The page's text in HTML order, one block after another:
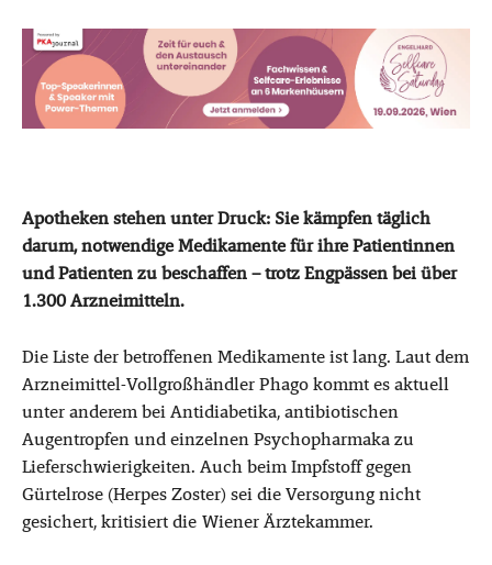
Apotheken stehen unter Druck: Sie kämpfen täglich
darum, notwendige Medikamente für ihre Patientinnen
und Patienten zu beschaffen – trotz Engpässen bei über
1.300 Arzneimitteln.
Die Liste der betroffenen Medikamente ist lang. Laut dem
Arzneimittel-Vollgroßhändler Phago kommt es aktuell
unter anderem bei Antidiabetika, antibiotischen
Augentropfen und einzelnen Psychopharmaka zu
Lieferschwierigkeiten. Auch beim Impfstoff gegen
Gürtelrose (Herpes Zoster) sei die Versorgung nicht
gesichert, kritisiert die Wiener Ärztekammer.